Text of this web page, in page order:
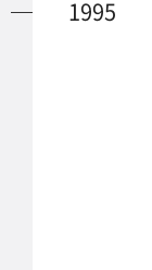
1995